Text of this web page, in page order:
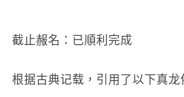
截止赧名：已順利完成
根据古典记载，引用了以下真龙